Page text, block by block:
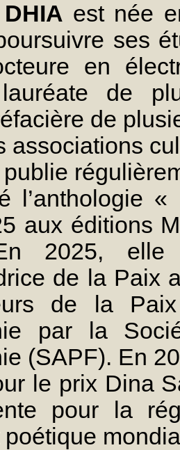
est née
ses
en
de
de
associations
l’anthologie «
aux éditions
2025,
de la Paix
de la
par la
(SAPF). En
le prix Dina
pour la
poétique